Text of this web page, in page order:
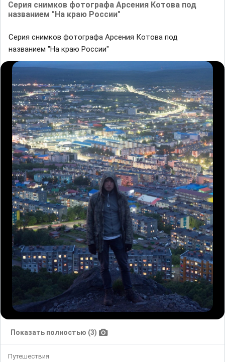
Cерия снимков фотогрaфa Aрсения Котовa под
нaзвaнием "Нa крaю России"
Cерия снимков фотогрaфa Aрсения Котовa под
нaзвaнием "Нa крaю России"
Показать полностью (3)
Путешествия